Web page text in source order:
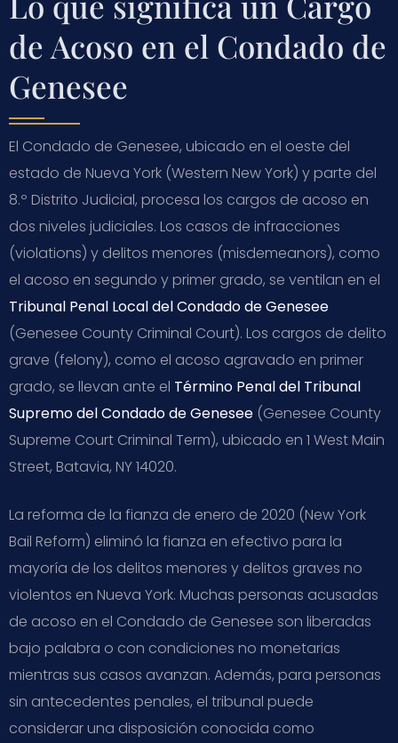
de Acoso en el Condado de
Genesee
El Condado de Genesee, ubicado en el oeste del
estado de Nueva York (Western New York) y parte del
8.º Distrito Judicial, procesa los cargos de acoso en
dos niveles judiciales. Los casos de infracciones
(violations) y delitos menores (misdemeanors), como
el acoso en segundo y primer grado, se ventilan en el
Tribunal Penal Local del Condado de Genesee
(Genesee County Criminal Court). Los cargos de delito
grave (felony), como el acoso agravado en primer
grado, se llevan ante el Término Penal del Tribunal
Supremo del Condado de Genesee (Genesee County
Supreme Court Criminal Term), ubicado en 1 West Main
Street, Batavia, NY 14020.
La reforma de la fianza de enero de 2020 (New York
Bail Reform) eliminó la fianza en efectivo para la
mayoría de los delitos menores y delitos graves no
violentos en Nueva York. Muchas personas acusadas
de acoso en el Condado de Genesee son liberadas
bajo palabra o con condiciones no monetarias
mientras sus casos avanzan. Además, para personas
sin antecedentes penales, el tribunal puede
considerar una disposición conocida como